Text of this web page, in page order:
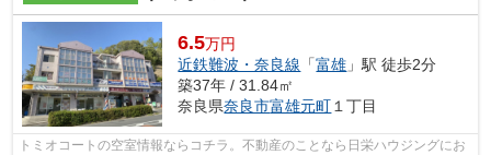
6.5万円
近鉄難波・奈良線 「富雄 」駅 徒歩2分
築37年 / 31.84㎡
奈良県奈良市富雄元町 １丁目
トミオコートの空室情報ならコチラ。不動産のことなら日栄ハウジングにお